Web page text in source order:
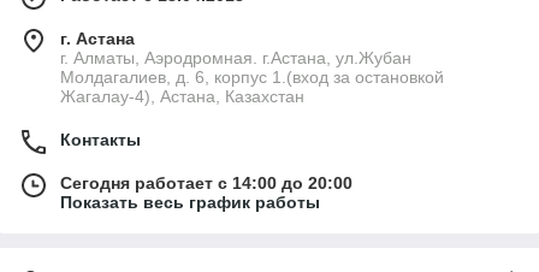
г. Астана
г. Алматы, Аэродромная. г.Астана, ул.Жубан
Молдагалиев, д. 6, корпус 1.(вход за остановкой
Жагалау-4), Астана, Казахстан
Контакты
Сегодня работает с 14:00 до 20:00
Показать весь график работы